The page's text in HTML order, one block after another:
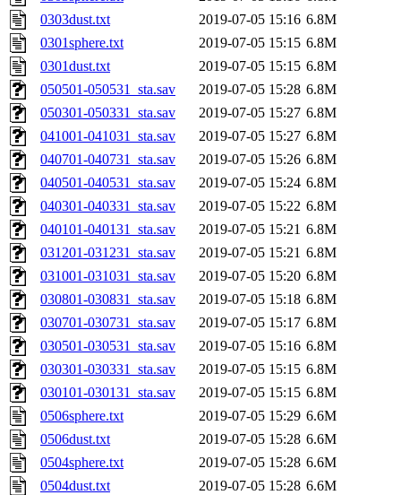
0303dust.txt
2019-07-05 15:16 6.8M
0301sphere.txt
2019-07-05 15:15 6.8M
0301dust.txt
2019-07-05 15:15 6.8M
050501-050531_sta.sav
2019-07-05 15:28 6.8M
050301-050331_sta.sav
2019-07-05 15:27 6.8M
041001-041031_sta.sav
2019-07-05 15:27 6.8M
040701-040731_sta.sav
2019-07-05 15:26 6.8M
040501-040531_sta.sav
2019-07-05 15:24 6.8M
040301-040331_sta.sav
2019-07-05 15:22 6.8M
040101-040131_sta.sav
2019-07-05 15:21 6.8M
031201-031231_sta.sav
2019-07-05 15:21 6.8M
031001-031031_sta.sav
2019-07-05 15:20 6.8M
030801-030831_sta.sav
2019-07-05 15:18 6.8M
030701-030731_sta.sav
2019-07-05 15:17 6.8M
030501-030531_sta.sav
2019-07-05 15:16 6.8M
030301-030331_sta.sav
2019-07-05 15:15 6.8M
030101-030131_sta.sav
2019-07-05 15:15 6.8M
0506sphere.txt
2019-07-05 15:29 6.6M
0506dust.txt
2019-07-05 15:28 6.6M
0504sphere.txt
2019-07-05 15:28 6.6M
0504dust.txt
2019-07-05 15:28 6.6M